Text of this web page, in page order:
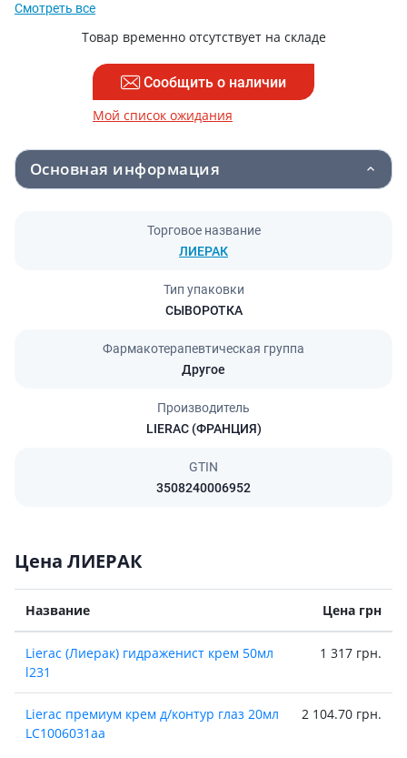
Смотреть все
Товар временно отсутствует на складе
Сообщить о наличии
Мой список ожидания
Основная информация
Торговое название
ЛИЕРАК
Тип упаковки
СЫВОРОТКА
Фармакотерапевтическая группа
Другое
Производитель
LIERAC (ФРАНЦИЯ)
GTIN
3508240006952
Цена ЛИЕРАК
Название Цена грн
Lierac (Лиерак) гидраженист крем 50мл
l231
1 317 грн.
Lierac премиум крем д/контур глаз 20мл
LC1006031aa
2 104.70 грн.